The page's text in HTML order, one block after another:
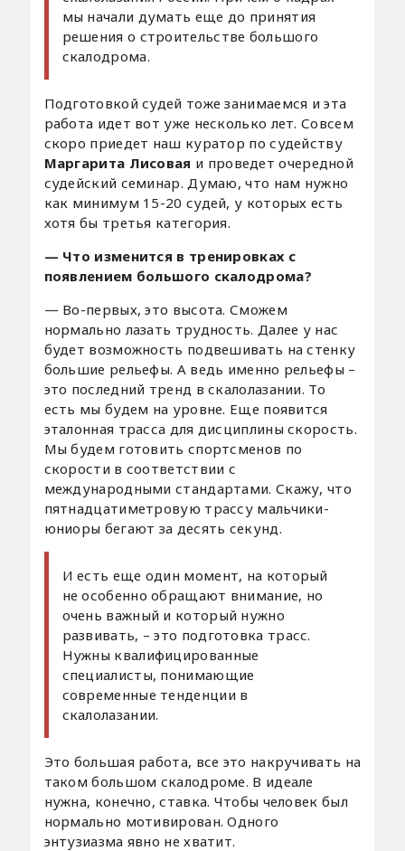
мы начали думать еще до принятия
решения о строительстве большого
скалодрома.
Подготовкой судей тоже занимаемся и эта
работа идет вот уже несколько лет. Совсем
скоро приедет наш куратор по судейству
Маргарита Лисовая и проведет очередной
судейский семинар. Думаю, что нам нужно
как минимум 15-20 судей, у которых есть
хотя бы третья категория.
— Что изменится в тренировках с
появлением большого скалодрома?
— Во-первых, это высота. Сможем
нормально лазать трудность. Далее у нас
будет возможность подвешивать на стенку
большие рельефы. А ведь именно рельефы –
это последний тренд в скалолазании. То
есть мы будем на уровне. Еще появится
эталонная трасса для дисциплины скорость.
Мы будем готовить спортсменов по
скорости в соответствии с
международными стандартами. Скажу, что
пятнадцатиметровую трассу мальчики-
юниоры бегают за десять секунд.
И есть еще один момент, на который
не особенно обращают внимание, но
очень важный и который нужно
развивать, – это подготовка трасс.
Нужны квалифицированные
специалисты, понимающие
современные тенденции в
скалолазании.
Это большая работа, все это накручивать на
таком большом скалодроме. В идеале
нужна, конечно, ставка. Чтобы человек был
нормально мотивирован. Одного
энтузиазма явно не хватит.